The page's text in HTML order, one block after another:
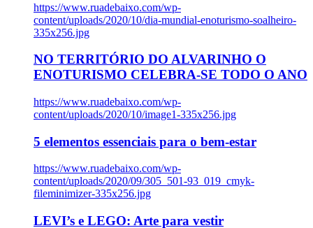
https://www.ruadebaixo.com/wp-
content/uploads/2020/10/dia-mundial-enoturismo-soalheiro-
335x256.jpg
NO TERRITÓRIO DO ALVARINHO O
ENOTURISMO CELEBRA-SE TODO O ANO
https://www.ruadebaixo.com/wp-
content/uploads/2020/10/image1-335x256.jpg
5 elementos essenciais para o bem-estar
https://www.ruadebaixo.com/wp-
content/uploads/2020/09/305_501-93_019_cmyk-
fileminimizer-335x256.jpg
LEVI’s e LEGO: Arte para vestir